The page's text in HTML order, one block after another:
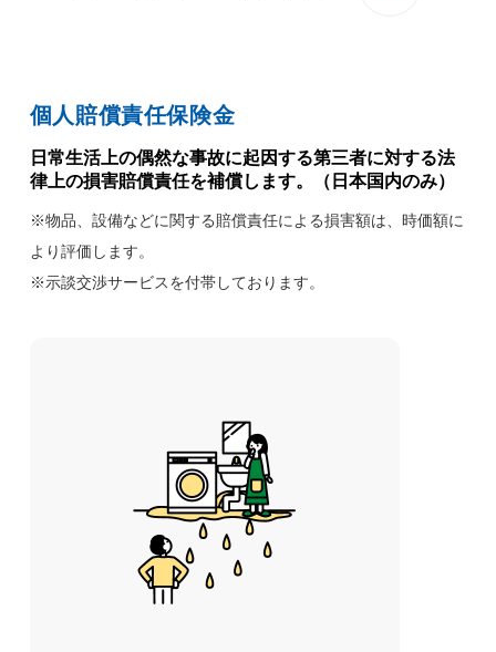
個人賠償責任保険金
日常生活上の偶然な事故に起因する第三者に対する法
律上の損害賠償責任を補償します。（日本国内のみ）
※物品、設備などに関する賠償責任による損害額は、時価額に
より評価します。
※示談交渉サービスを付帯しております。